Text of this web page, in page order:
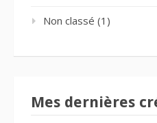
Non classé (1)
Mes dernières